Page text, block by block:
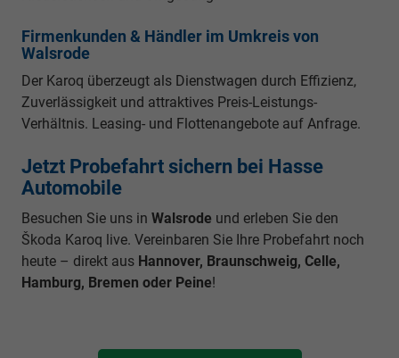
Firmenkunden & Händler im Umkreis von
Walsrode
Der Karoq überzeugt als Dienstwagen durch Effizienz,
Zuverlässigkeit und attraktives Preis-Leistungs-
Verhältnis. Leasing- und Flottenangebote auf Anfrage.
Jetzt Probefahrt sichern bei Hasse
Automobile
Besuchen Sie uns in Walsrode und erleben Sie den
Škoda Karoq live. Vereinbaren Sie Ihre Probefahrt noch
heute – direkt aus Hannover, Braunschweig, Celle,
Hamburg, Bremen oder Peine!